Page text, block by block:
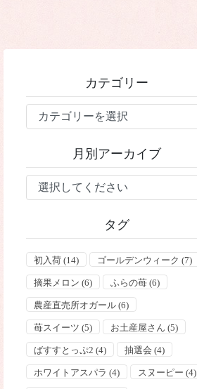
カテゴリー
テ
ー
月別アーカイブ
タグ
初入荷 (14) ゴールデンウィーク (7)
摘果メロン (6) ふらの苺 (6)
農産直売所オガール (6)
苺スイーツ (5) お土産屋さん (5)
ばすすとっぷ2 (4) 抽選会 (4)
ホワイトアスパラ (4) スヌーピー (4)